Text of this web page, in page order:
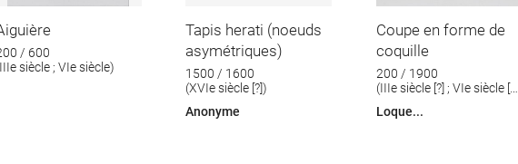
/ 600
siècle ; VIe siècle)
Tapis herati (noeuds
asymétriques)
1500 / 1600
(XVIe siècle [?])
Anonyme
Coupe en forme de
coquille
200 / 1900
(IIIe siècle [?] ; VIe siècle [?];
Loque...